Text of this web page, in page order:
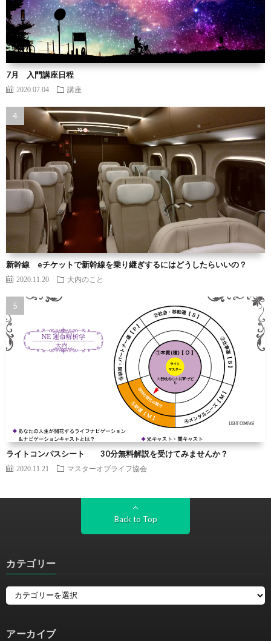
7月 入門講座日程
2020.07.04 講座
新幹線 eチケットで新幹線を乗り継ぎするにはどうしたらいいの？
2020.11.20 大内のこと
ライトコンパスシート 30分無料解説を受けてみませんか？
2020.11.21 マスターオブライフ協会
Back to Top
カテゴリー
アーカイブ